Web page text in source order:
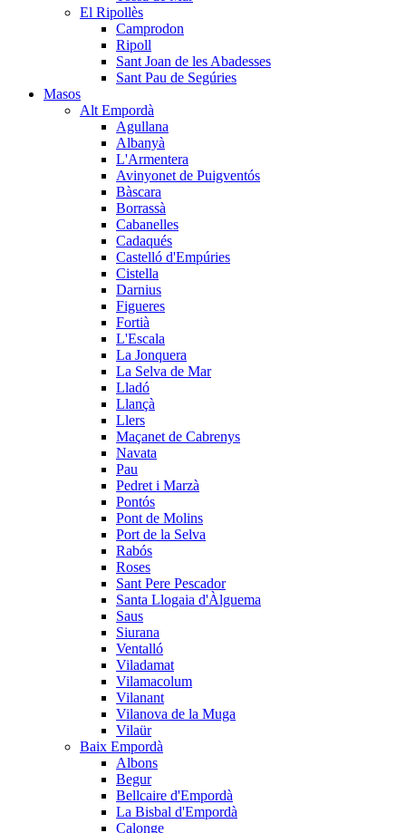
El Ripollès
Camprodon
Ripoll
Sant Joan de les Abadesses
Sant Pau de Segúries
Masos
Alt Empordà
Agullana
Albanyà
L'Armentera
Avinyonet de Puigventós
Bàscara
Borrassà
Cabanelles
Cadaqués
Castelló d'Empúries
Cistella
Darnius
Figueres
Fortià
L'Escala
La Jonquera
La Selva de Mar
Lladó
Llançà
Llers
Maçanet de Cabrenys
Navata
Pau
Pedret i Marzà
Pontós
Pont de Molins
Port de la Selva
Rabós
Roses
Sant Pere Pescador
Santa Llogaia d'Àlguema
Saus
Siurana
Ventalló
Viladamat
Vilamacolum
Vilanant
Vilanova de la Muga
Vilaür
Baix Empordà
Albons
Begur
Bellcaire d'Empordà
La Bisbal d'Empordà
Calonge